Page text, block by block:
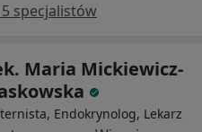
specjalistów
Maria Mickiewicz-
Endokrynolog, Lekarz